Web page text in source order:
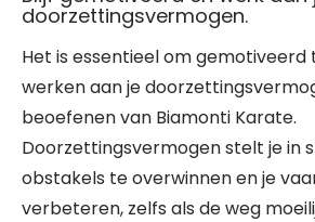
doorzettingsvermogen.
Het is essentieel om gemotiveerd
werken aan je
beoefenen van Biamonti Karate.
Doorzettingsvermogen stelt je in
obstakels te overwinnen en je
verbeteren, zelfs als de weg